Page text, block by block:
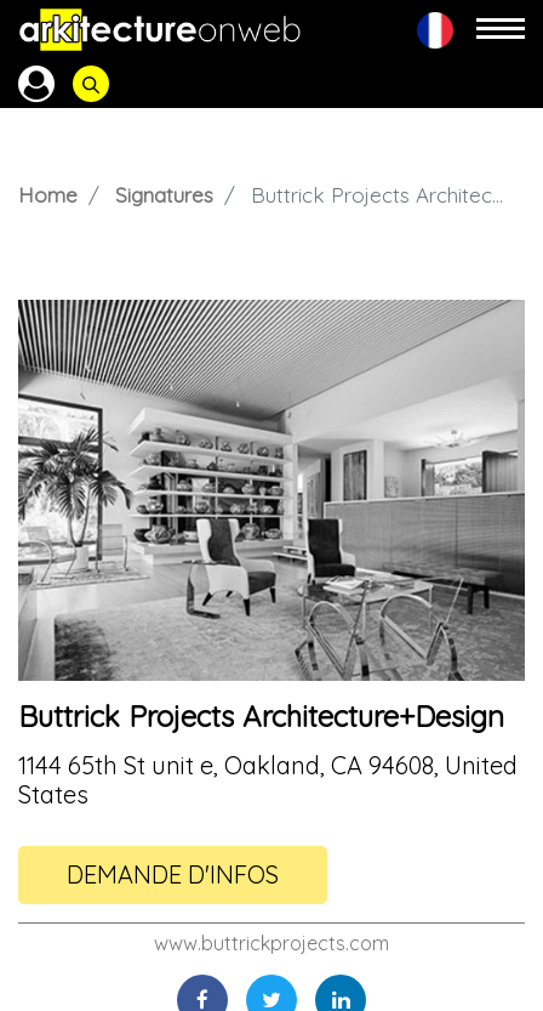
Home Signatures Buttrick Projects Architecture+Design
Buttrick Projects Architecture+Design
1144 65th St unit e, Oakland, CA 94608, United
States
DEMANDE D'INFOS
www.buttrickprojects.com